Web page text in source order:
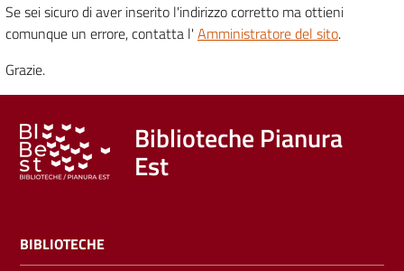
Cosa
offriamo
Trova
libri
e
film
Calendario
Se sei sicuro di aver inserito l'indirizzo corretto ma ottieni
comunque un errore, contatta l' Amministratore del sito.
Grazie.
Biblioteche Pianura
Est
BIBLIOTECHE